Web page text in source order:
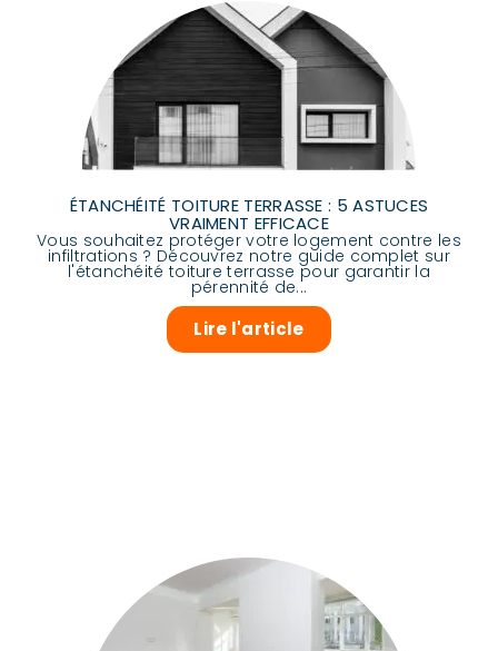
ÉTANCHÉITÉ TOITURE TERRASSE : 5 ASTUCES
VRAIMENT EFFICACE
Vous souhaitez protéger votre logement contre les
infiltrations ? Découvrez notre guide complet sur
l'étanchéité toiture terrasse pour garantir la
pérennité de...
Lire l'article